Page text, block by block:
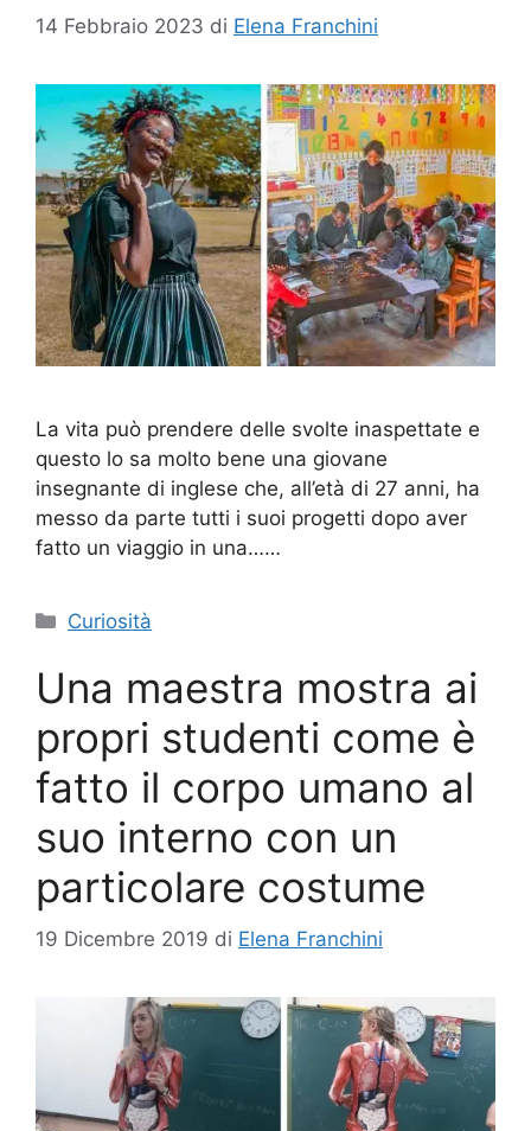
14 Febbraio 2023 di Elena Franchini
La vita può prendere delle svolte inaspettate e
questo lo sa molto bene una giovane
insegnante di inglese che, all’età di 27 anni, ha
messo da parte tutti i suoi progetti dopo aver
fatto un viaggio in una……
Categorie
Curiosità
Una maestra mostra ai
propri studenti come è
fatto il corpo umano al
suo interno con un
particolare costume
19 Dicembre 2019 di Elena Franchini